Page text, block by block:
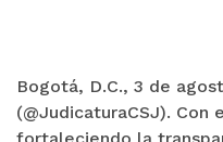
Bogotá, D.C., 3 de
(@JudicaturaCSJ).